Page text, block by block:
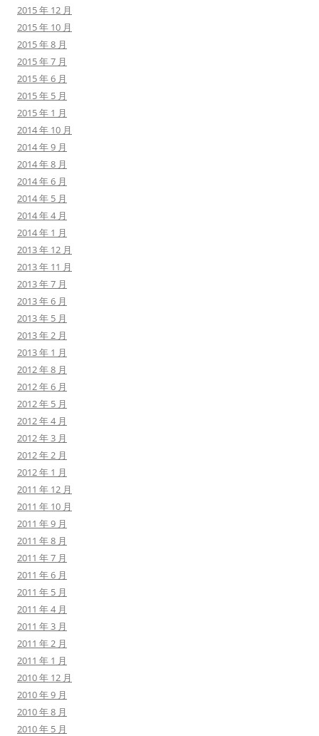
2015 年 12 月
2015 年 10 月
2015 年 8 月
2015 年 7 月
2015 年 6 月
2015 年 5 月
2015 年 1 月
2014 年 10 月
2014 年 9 月
2014 年 8 月
2014 年 6 月
2014 年 5 月
2014 年 4 月
2014 年 1 月
2013 年 12 月
2013 年 11 月
2013 年 7 月
2013 年 6 月
2013 年 5 月
2013 年 2 月
2013 年 1 月
2012 年 8 月
2012 年 6 月
2012 年 5 月
2012 年 4 月
2012 年 3 月
2012 年 2 月
2012 年 1 月
2011 年 12 月
2011 年 10 月
2011 年 9 月
2011 年 8 月
2011 年 7 月
2011 年 6 月
2011 年 5 月
2011 年 4 月
2011 年 3 月
2011 年 2 月
2011 年 1 月
2010 年 12 月
2010 年 9 月
2010 年 8 月
2010 年 5 月